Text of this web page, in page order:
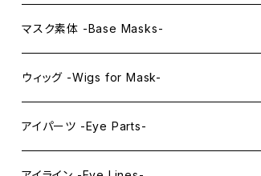
プレミアムマスク素体-Premium base masks-
プレミアムウィッグ -Premium Wigs-
プレミアムレンズアイ -Premium Lens eye-
KAWAII EX series
KAWAII series
IDOL series
マスク素体 -Base Masks-
アニメマスク -Anime Masks-
ドールマスク -Doll Masks-
ウィッグ -Wigs for Mask-
ロング -Long-
アイパーツ -Eye Parts-